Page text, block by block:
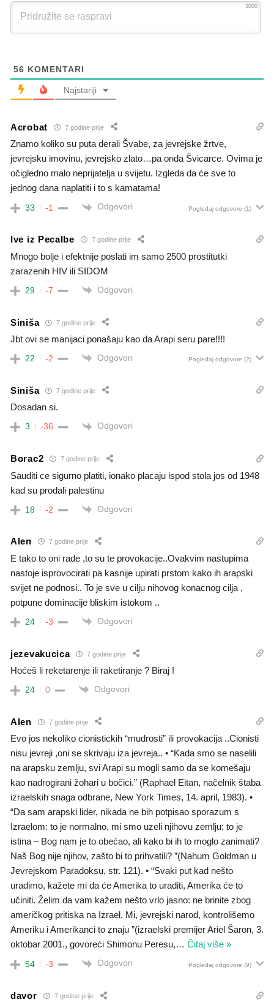
3000
56 KOMENTARI
Najstariji
Acrobat 7 godine prije
Znamo koliko su puta derali Švabe, za jevrejske žrtve,
jevrejsku imovinu, jevrejsko zlato…pa onda Švicarce. Ovima je
očigledno malo neprijatelja u svijetu. Izgleda da će sve to
jednog dana naplatiti i to s kamatama!
33 -1 Odgovori Pogledaj odgovore (1)
Ive iz Pecalbe 7 godine prije
Mnogo bolje i efektnije poslati im samo 2500 prostitutki
zarazenih HIV ili SIDOM
29 -7 Odgovori
Siniša 7 godine prije
Jbt ovi se manijaci ponašaju kao da Arapi seru pare!!!!
22 -2 Odgovori Pogledaj odgovore (2)
Siniša 7 godine prije
Dosadan si.
3 -36 Odgovori
Borac2 7 godine prije
Sauditi ce sigurno platiti, ionako placaju ispod stola jos od 1948
kad su prodali palestinu
18 -2 Odgovori
Alen 7 godine prije
E tako to oni rade ,to su te provokacije..Ovakvim nastupima
nastoje isprovocirati pa kasnije upirati prstom kako ih arapski
svijet ne podnosi.. To je sve u cilju nihovog konacnog cilja ,
potpune dominacije bliskim istokom ..
24 -3 Odgovori
jezevakucica 7 godine prije
Hoćeš li reketarenje ili raketiranje ? Biraj !
24 0 Odgovori
Alen 7 godine prije
Evo jos nekoliko cionistickih “mudrosti” ili provokacija ..Cionisti
nisu jevreji ,oni se skrivaju iza jevreja.. • “Kada smo se naselili
na arapsku zemlju, svi Arapi su mogli samo da se komešaju
kao nadrogirani žohari u bočici.” (Raphael Eitan, načelnik štaba
izraelskih snaga odbrane, New York Times, 14. april, 1983). •
“Da sam arapski lider, nikada ne bih potpisao sporazum s
Izraelom: to je normalno, mi smo uzeli njihovu zemlju; to je
istina – Bog nam je to obećao, ali kako bi ih to moglo zanimati?
Naš Bog nije njihov, zašto bi to prihvatili? ”(Nahum Goldman u
Jevrejskom Paradoksu, str. 121). • “Svaki put kad nešto
uradimo, kažete mi da će Amerika to uraditi, Amerika će to
učiniti. Želim da vam kažem nešto vrlo jasno: ne brinite zbog
američkog pritiska na Izrael. Mi, jevrejski narod, kontrolišemo
Ameriku i Amerikanci to znaju ”(izraelski premijer Ariel Šaron, 3.
oktobar 2001., govoreći Shimonu Peresu,… Čitaj više »
54 -3 Odgovori Pogledaj odgovore (9)
davor 7 godine prije